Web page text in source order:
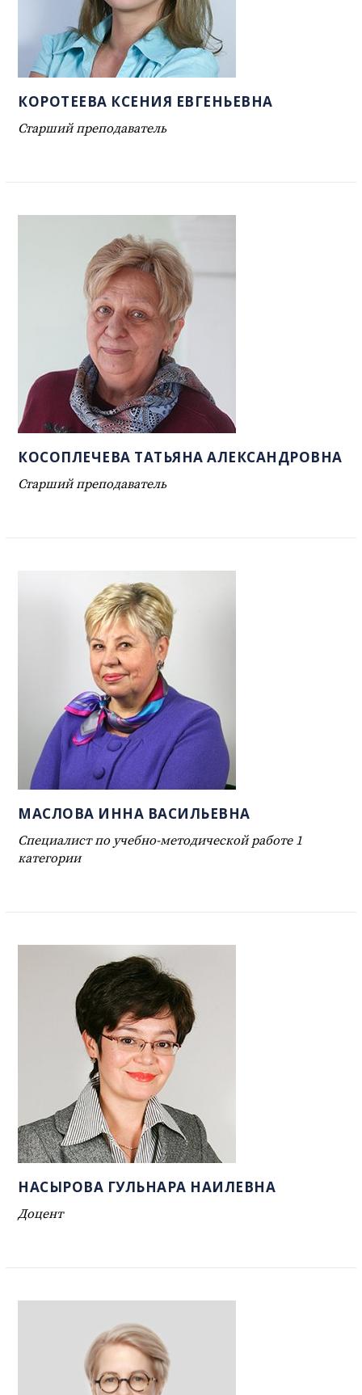
КОРОТЕЕВА КСЕНИЯ ЕВГЕНЬЕВНА
Старший преподаватель
КОСОПЛЕЧЕВА ТАТЬЯНА АЛЕКСАНДРОВНА
Старший преподаватель
МАСЛОВА ИННА ВАСИЛЬЕВНА
Специалист по учебно-методической работе 1
категории
НАСЫРОВА ГУЛЬНАРА НАИЛЕВНА
Доцент